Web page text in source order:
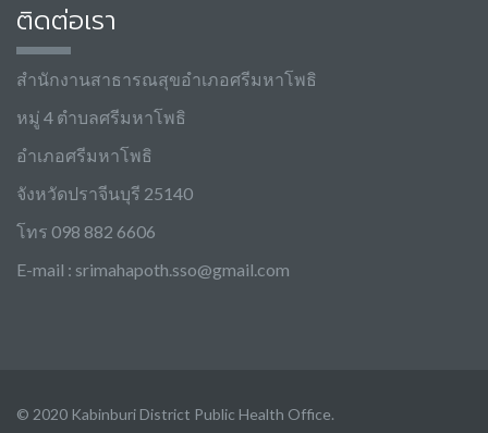
ติดต่อเรา
สำนักงานสาธารณสุขอำเภอศรีมหาโพธิ
หมู่ 4 ตำบลศรีมหาโพธิ
อำเภอศรีมหาโพธิ
จังหวัดปราจีนบุรี 25140
โทร 098 882 6606
E-mail : srimahapoth.sso@gmail.com
© 2020 Kabinburi District Public Health Office.